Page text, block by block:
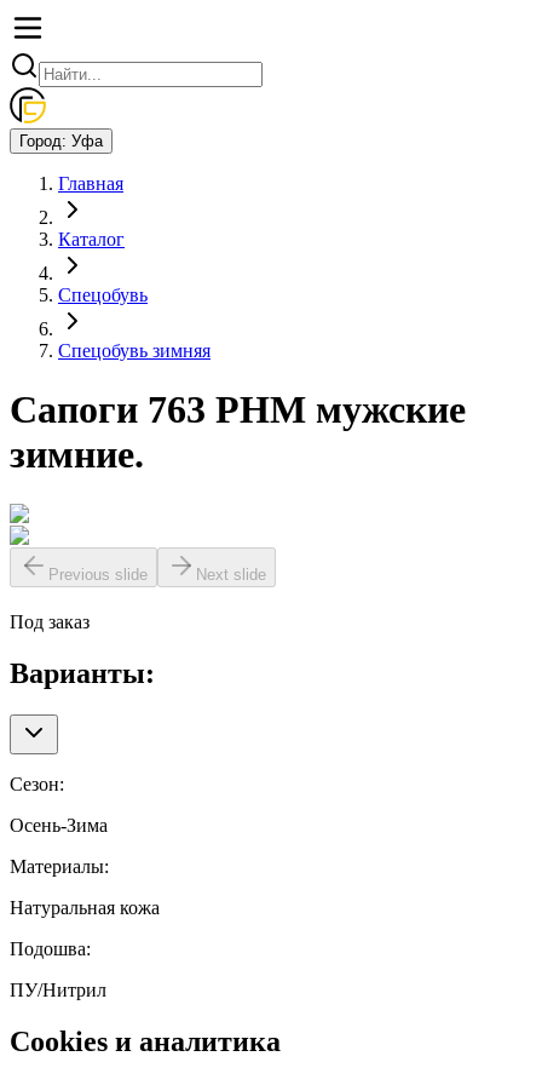
Город: Уфа
Главная
Каталог
Спецобувь
Спецобувь зимняя
Сапоги 763 РНМ мужские
зимние.
Previous slide Next slide
Под заказ
Варианты:
Сезон:
Осень-Зима
Материалы:
Натуральная кожа
Подошва:
ПУ/Нитрил
Cookies и аналитика